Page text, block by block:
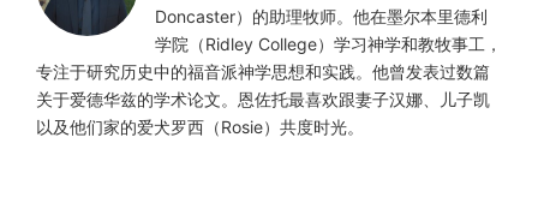
Doncaster）的助理牧师。他在墨尔本里德利
学院（Ridley College）学习神学和教牧事工，
专注于研究历史中的福音派神学思想和实践。他曾发表过数篇
关于爱德华兹的学术论文。恩佐托最喜欢跟妻子汉娜、儿子凯
以及他们家的爱犬罗西（Rosie）共度时光。